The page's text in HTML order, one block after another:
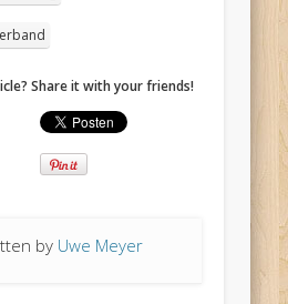
Share it with your friends!
by Uwe Meyer